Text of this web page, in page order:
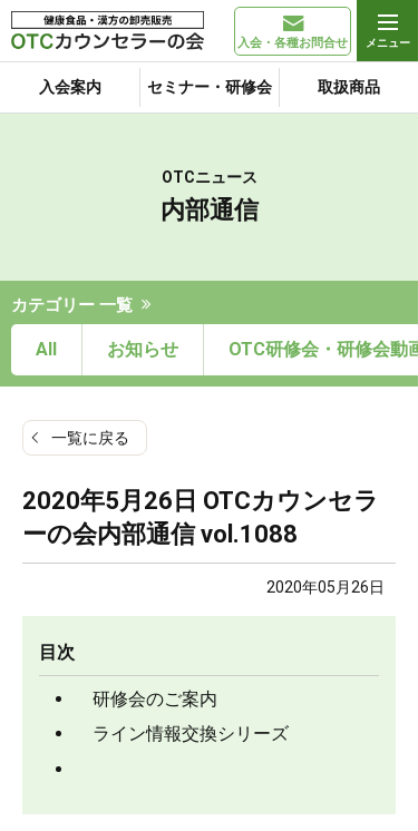
入会・各種お問合せ
入会案内 セミナー・研修会 取扱商品
OTCニュース
内部通信
カテゴリー 一覧
All お知らせ OTC研修会・研修会動画
一覧に戻る
2020年5月26日 OTCカウンセラ
ーの会内部通信 vol.1088
2020年05月26日
目次
研修会のご案内
ライン情報交換シリーズ